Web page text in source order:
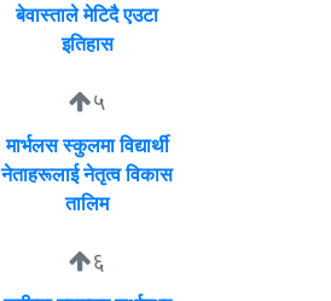
बेवास्ताले मेटिदै एउटा
इतिहास
५
मार्भलस स्कुलमा विद्यार्थी
नेताहरूलाई नेतृत्व विकास
तालिम
६